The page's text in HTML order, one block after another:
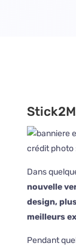
crédit photo
Dans
nouvelle
design,
meilleurs
Pendant